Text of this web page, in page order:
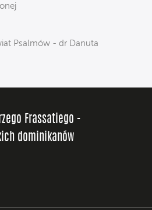
Psalmów - dr Danuta
Frassatiego -
dominikanów